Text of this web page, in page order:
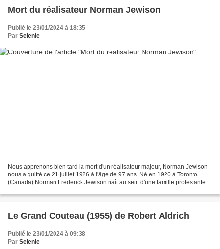
Mort du réalisateur Norman Jewison
Publié le 23/01/2024 à 18:35
Par Selenie
Nous apprenons bien tard la mort d'un réalisateur majeur, Norman Jewison
nous a quitté ce 21 juillet 1926 à l'âge de 97 ans. Né en 1926 à Toronto
(Canada) Norman Frederick Jewison naît au sein d'une famille protestante,
Le Grand Couteau (1955) de Robert Aldrich
Publié le 23/01/2024 à 09:38
Par Selenie